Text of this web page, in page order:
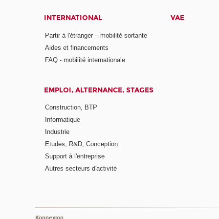
INTERNATIONAL
Partir à l'étranger – mobilité sortante
Aides et financements
FAQ - mobilité internationale
VAE
EMPLOI, ALTERNANCE, STAGES
Construction, BTP
Informatique
Industrie
Etudes, R&D, Conception
Support à l'entreprise
Autres secteurs d'activité